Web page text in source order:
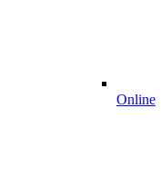
Online